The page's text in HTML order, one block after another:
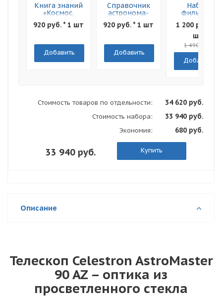
Книга знаний
«Космос.
Непустая
пустота»
обложка
920 руб. * 1 шт
Добавить
Справочник
астронома-
любителя
"Увидеть все!"
920 руб. * 1 шт
Добавить
Набор
фильтров
Levenhuk F2
Луна и Марс
1 200 руб. * 1
шт
1 490 руб.
Добавить
Стоимость товаров по отдельности: 34 620 руб.
Стоимость набора: 33 940 руб.
Экономия: 680 руб.
33 940 руб. Купить
Описание
Телескоп Celestron AstroMaster
90 AZ – оптика из
просветленного стекла